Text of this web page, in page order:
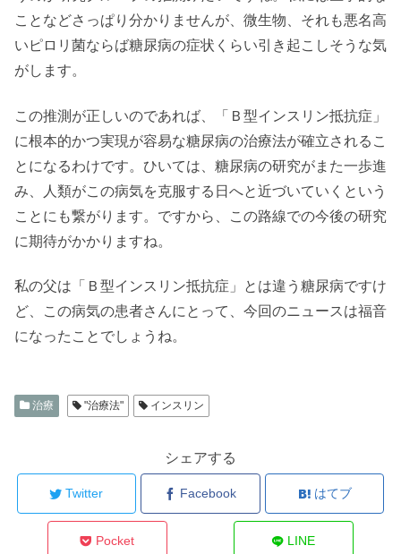
ことなどさっぱり分かりませんが、微生物、それも悪名高
いピロリ菌ならば糖尿病の症状くらい引き起こしそうな気
がします。
この推測が正しいのであれば、「Ｂ型インスリン抵抗症」
に根本的かつ実現が容易な糖尿病の治療法が確立されるこ
とになるわけです。ひいては、糖尿病の研究がまた一歩進
み、人類がこの病気を克服する日へと近づいていくという
ことにも繋がります。ですから、この路線での今後の研究
に期待がかかりますね。
私の父は「Ｂ型インスリン抵抗症」とは違う糖尿病ですけ
ど、この病気の患者さんにとって、今回のニュースは福音
になったことでしょうね。
治療 "治療法" インスリン
シェアする
Twitter Facebook はてブ
Pocket LINE